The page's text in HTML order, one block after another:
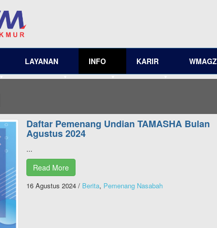
LAYANAN INFO KARIR WMAGZ
Daftar Pemenang Undian TAMASHA Bulan
Agustus 2024
...
Read More
16 Agustus 2024 / Berita, Pemenang Nasabah